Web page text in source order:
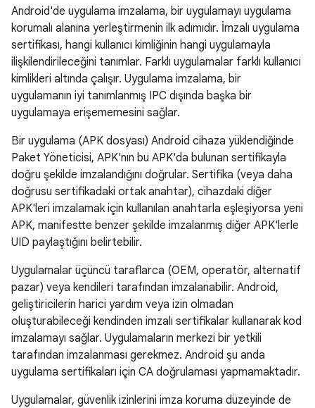
Android'de uygulama imzalama, bir uygulamayı uygulama
korumalı alanına yerleştirmenin ilk adımıdır. İmzalı uygulama
sertifikası, hangi kullanıcı kimliğinin hangi uygulamayla
ilişkilendirileceğini tanımlar. Farklı uygulamalar farklı kullanıcı
kimlikleri altında çalışır. Uygulama imzalama, bir
uygulamanın iyi tanımlanmış IPC dışında başka bir
uygulamaya erişememesini sağlar.
Bir uygulama (APK dosyası) Android cihaza yüklendiğinde
Paket Yöneticisi, APK'nın bu APK'da bulunan sertifikayla
doğru şekilde imzalandığını doğrular. Sertifika (veya daha
doğrusu sertifikadaki ortak anahtar), cihazdaki diğer
APK'leri imzalamak için kullanılan anahtarla eşleşiyorsa yeni
APK, manifestte benzer şekilde imzalanmış diğer APK'lerle
UID paylaştığını belirtebilir.
Uygulamalar üçüncü taraflarca (OEM, operatör, alternatif
pazar) veya kendileri tarafından imzalanabilir. Android,
geliştiricilerin harici yardım veya izin olmadan
oluşturabileceği kendinden imzalı sertifikalar kullanarak kod
imzalamayı sağlar. Uygulamaların merkezi bir yetkili
tarafından imzalanması gerekmez. Android şu anda
uygulama sertifikaları için CA doğrulaması yapmamaktadır.
Uygulamalar, güvenlik izinlerini imza koruma düzeyinde de